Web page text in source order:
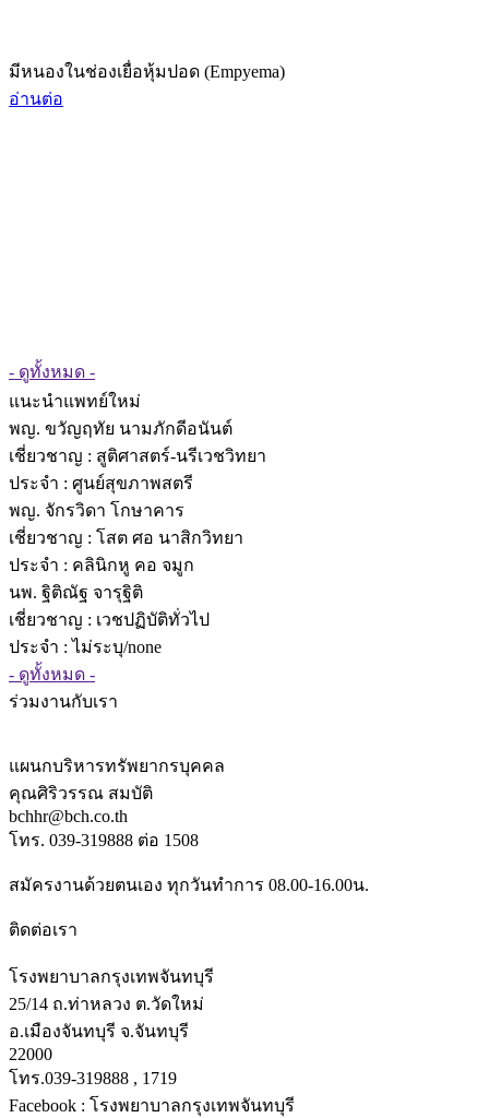
มีหนองในช่องเยื่อหุ้มปอด (Empyema)
อ่านต่อ
- ดูทั้งหมด -
แนะนำแพทย์ใหม่
พญ. ขวัญฤทัย นามภักดีอนันต์
เชี่ยวชาญ : สูติศาสตร์-นรีเวชวิทยา
ประจำ : ศูนย์สุขภาพสตรี
พญ. จักรวิดา โกษาคาร
เชี่ยวชาญ : โสต ศอ นาสิกวิทยา
ประจำ : คลินิกหู คอ จมูก
นพ. ฐิติณัฐ จารุฐิติ
เชี่ยวชาญ : เวชปฏิบัติทั่วไป
ประจำ : ไม่ระบุ/none
- ดูทั้งหมด -
ร่วมงานกับเรา
แผนกบริหารทรัพยากรบุคคล
คุณศิริวรรณ สมบัติ
bchhr@bch.co.th
โทร. 039-319888 ต่อ 1508
สมัครงานด้วยตนเอง ทุกวันทำการ 08.00-16.00น.
ติดต่อเรา
โรงพยาบาลกรุงเทพจันทบุรี
25/14 ถ.ท่าหลวง ต.วัดใหม่
อ.เมืองจันทบุรี จ.จันทบุรี
22000
โทร.039-319888 , 1719
Facebook : โรงพยาบาลกรุงเทพจันทบุรี